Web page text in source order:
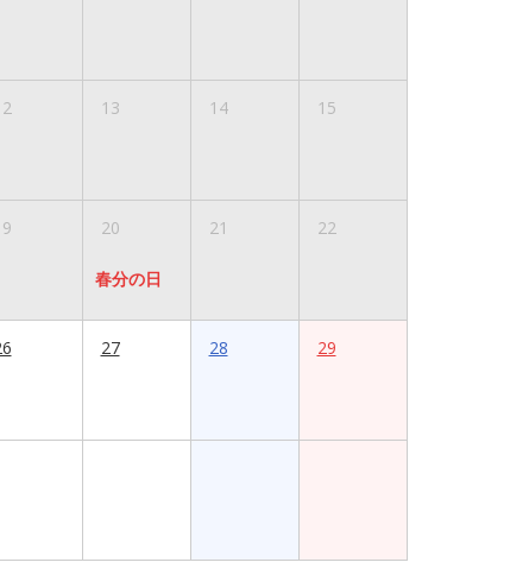
13 14 15
20
春分の日
21 22
27 28 29